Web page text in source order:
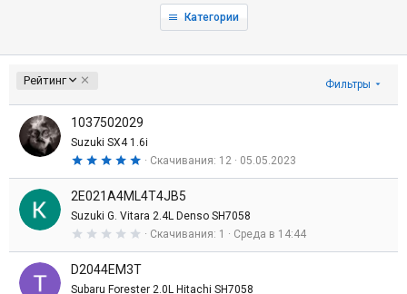
Категории
Рейтинг
П
б
ы
в
а
н
и
Фильтры
1037502029
Suzuki SX4 1.6i
5
0
з
в
е
з
д
Скачивания 12 05.05.2023
2E021A4ML4T4JB5
Suzuki G. Vitara 2.4L Denso SH7058
0
з
Скачивания 1 Среда в 14:44
D2044EM3T
Subaru Forester 2.0L Hitachi SH7058